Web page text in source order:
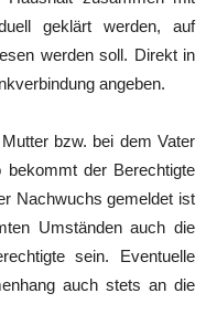
geklärt werden, auf
werden soll. Direkt in
angeben.
bzw. bei dem Vater
bekommt der Berechtigte
Nachwuchs gemeldet ist
Umständen auch die
sein. Eventuelle
auch stets an die